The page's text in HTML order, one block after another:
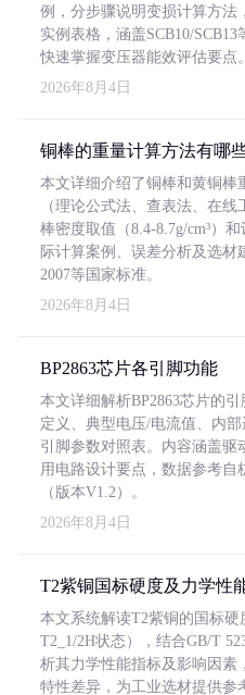
例，分步骤说明变损计算方法
实例表格，涵盖SCB10/
快速掌握变压器能效评估要点。
2026年8月4日
铜棒的重量计算方法有哪
本文详细介绍了铜棒和黄铜棒
（理论公式法、查表法、在
棒密度取值（8.4-8.7g/cm³）
际计算案例、误差分析及选材
2007等国家标准。
2026年8月4日
BP2863芯片各引脚功能
本文详细解析BP2863芯片的
定义、典型电压/电流值、内
引脚参数对照表。内容涵盖驱
用电路设计要点，数据参考自
（版本V1.2）。
2026年8月4日
T2紫铜国标硬度及力学性
本文系统解读T2紫铜的国标硬
T2_1/2H状态），结合GB/T
析其力学性能指标及影响因素
特性差异，为工业选材提供参